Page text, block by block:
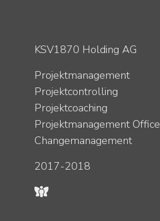
KSV1870 Holding AG
Projektmanagement
Projektcontrolling
Projektcoaching
Projektmanagement Office
Changemanagement
2017-2018